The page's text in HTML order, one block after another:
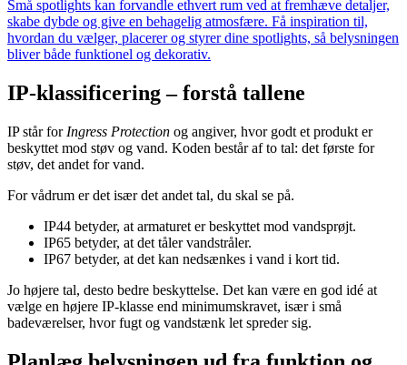
Små spotlights kan forvandle ethvert rum ved at fremhæve detaljer,
skabe dybde og give en behagelig atmosfære. Få inspiration til,
hvordan du vælger, placerer og styrer dine spotlights, så belysningen
bliver både funktionel og dekorativ.
IP-klassificering – forstå tallene
IP står for Ingress Protection og angiver, hvor godt et produkt er
beskyttet mod støv og vand. Koden består af to tal: det første for
støv, det andet for vand.
For vådrum er det især det andet tal, du skal se på.
IP44 betyder, at armaturet er beskyttet mod vandsprøjt.
IP65 betyder, at det tåler vandstråler.
IP67 betyder, at det kan nedsænkes i vand i kort tid.
Jo højere tal, desto bedre beskyttelse. Det kan være en god idé at
vælge en højere IP-klasse end minimumskravet, især i små
badeværelser, hvor fugt og vandstænk let spreder sig.